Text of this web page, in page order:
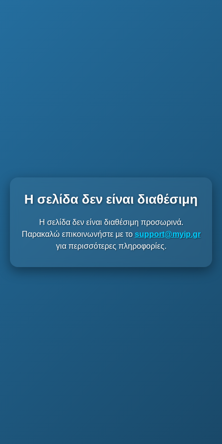
Η σελίδα δεν είναι διαθέσιμη
Η σελίδα δεν είναι διαθέσιμη προσωρινά.
Παρακαλώ επικοινωνήστε με το support@myip.gr
για περισσότερες πληροφορίες.